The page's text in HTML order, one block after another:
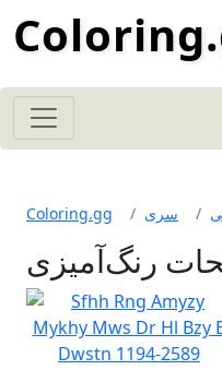
Coloring.gg سری
رنگ‌آمیزی